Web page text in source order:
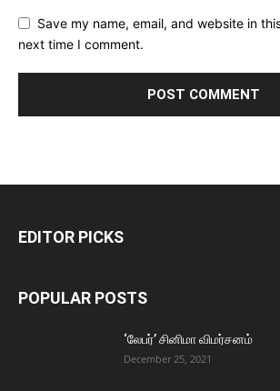
Save my name, email, and website in
next time I comment.
EDITOR PICKS
POPULAR POSTS
‘லேபர்’ சினிமா விமர்சனம்
December 25, 2021